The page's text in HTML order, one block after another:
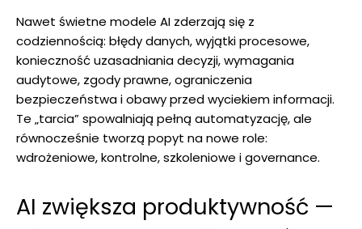
Nawet świetne modele AI zderzają się z
codziennością: błędy danych, wyjątki procesowe,
konieczność uzasadniania decyzji, wymagania
audytowe, zgody prawne, ograniczenia
bezpieczeństwa i obawy przed wyciekiem informacji.
Te „tarcia” spowalniają pełną automatyzację, ale
równocześnie tworzą popyt na nowe role:
wdrożeniowe, kontrolne, szkoleniowe i governance.
AI zwiększa produktywność —